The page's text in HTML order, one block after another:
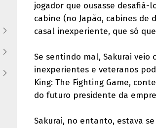
jogador que ousasse
cabine (no Japão, cabines de
casal inexperiente, que só
Se sentindo mal, Sakurai veio
inexperientes e veteranos
King: The Fighting Game,
do futuro presidente da
Sakurai, no entanto, estava